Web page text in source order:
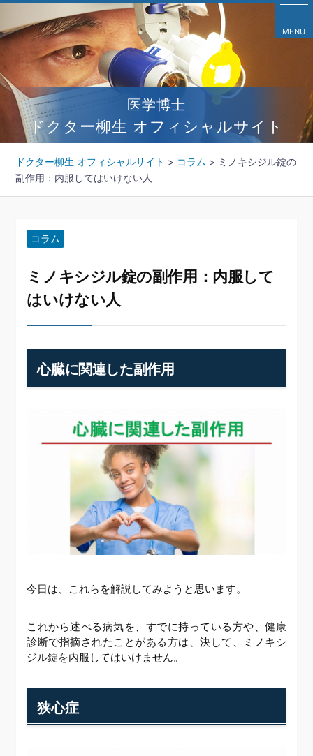
コ
テ
ツ
へ
医学博士
ドクター柳生 オフィシャルサイト
ドクター柳生 オフィシャルサイト > コラム > ミノキシジル錠の
副作用：内服してはいけない人
コラム
ミノキシジル錠の副作用：内服して
はいけない人
心臓に関連した副作用
今日は、これらを解説してみようと思います。
これから述べる病気を、すでに持っている方や、健康
診断で指摘されたことがある方は、決して、ミノキシ
ジル錠を内服してはいけません。
狭心症
MENU